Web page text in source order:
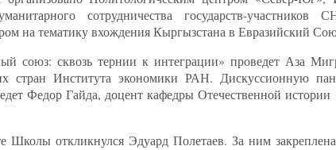
сотрудничества государств-
на тематику вхождения Кыргызстана в Евразийский
союз: сквозь тернии к интеграции» проведет Аза
стран Института экономики РАН. Дискуссионную
Федор Гайда, доцент кафедры Отечественной истории
Школы откликнулся Эдуард Полетаев. За ним